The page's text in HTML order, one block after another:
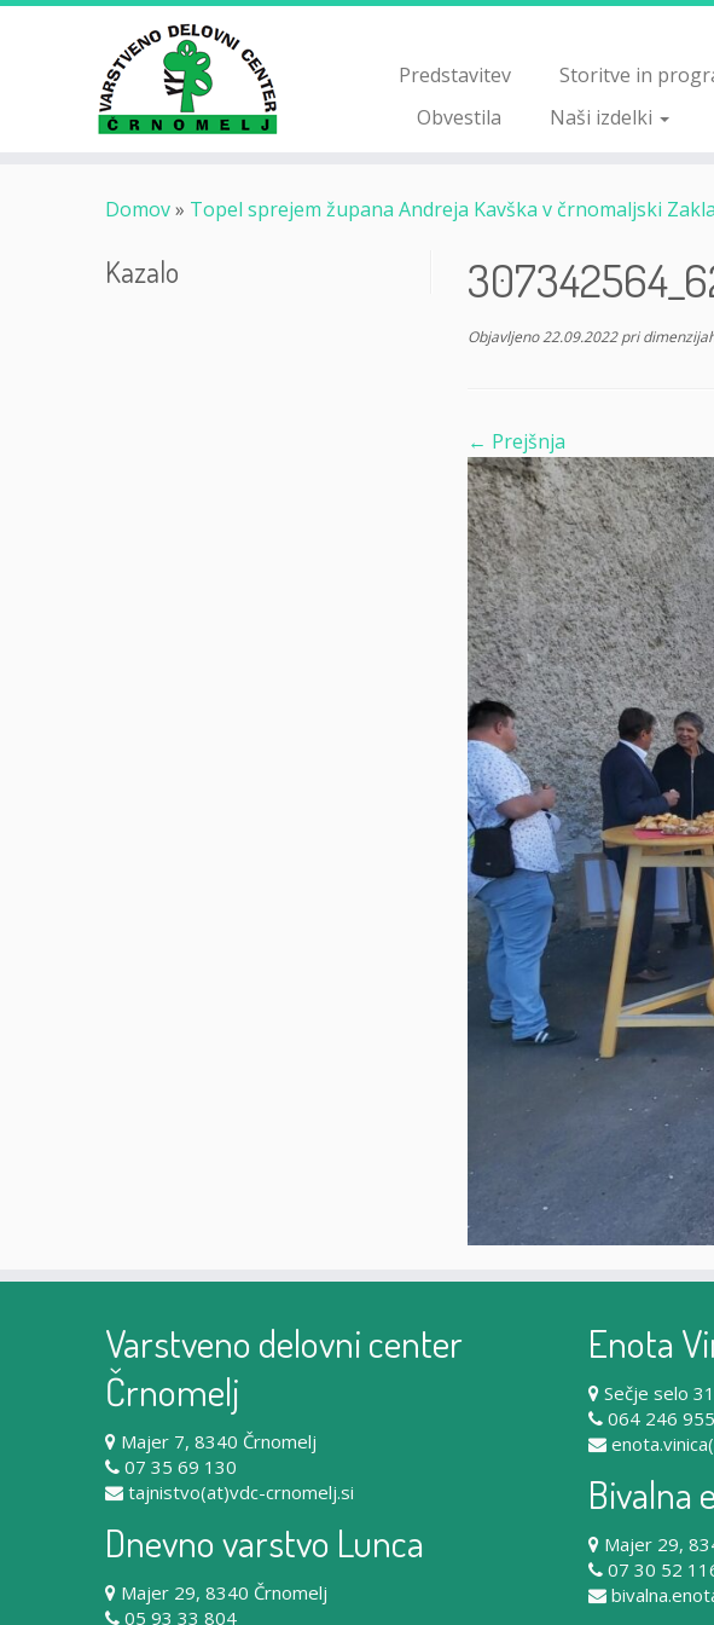
Skoči
Predstavitev Storitve in
Obvestila
Naši izdelki
Domov» Topel sprejem župana Andreja Kavška v črnomaljski
Kazalo
Objavljeno22.09.2022pri
← Prejšnja
Varstveno delovni center
Črnomelj
Majer 7, 8340 Črnomelj
07 35 69 130
tajnistvo(at)vdc-crnomelj.si
Dnevno varstvo Lunca
Majer 29, 8340 Črnomelj
05 93 33 804
Enota
Sečje selo
064 246 955
Bivalna
Majer 29,
07 30 52